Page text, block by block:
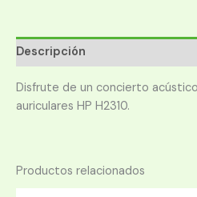
Descripción
Disfrute de un concierto
auriculares HP H2310.
Productos relacionados